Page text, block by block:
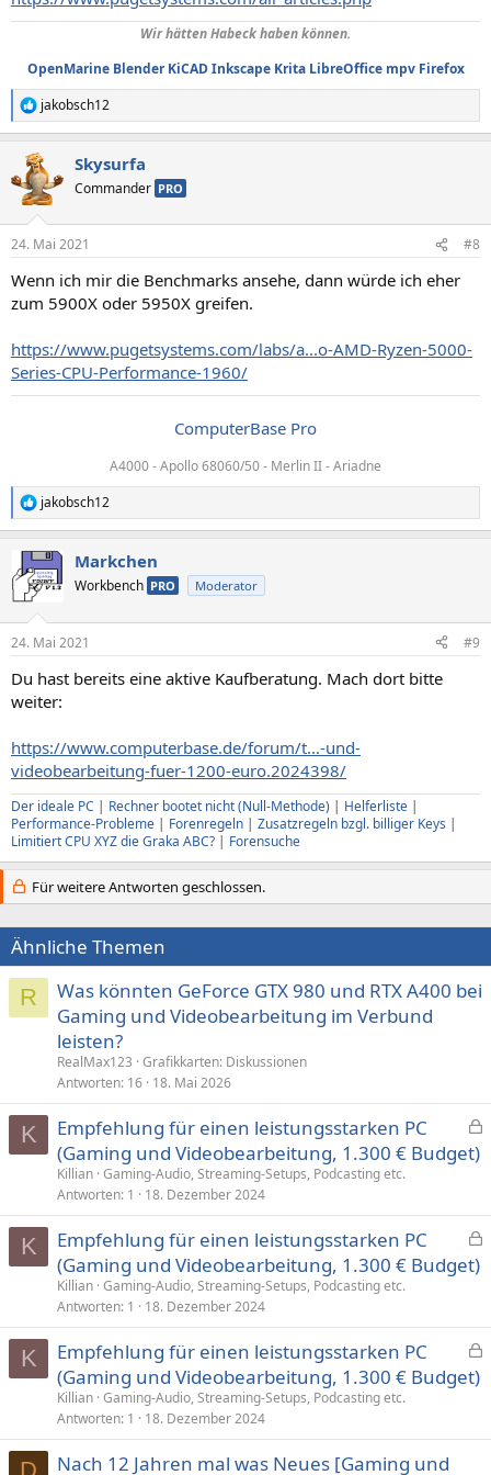
Wir hätten Habeck haben können.
OpenMarine Blender KiCAD Inkscape Krita LibreOffice mpv Firefox
R
e
t
i
e
:
jakobsch12
Skysurfa
Commander PRO
24. Mai 2021 #8
Wenn ich mir die Benchmarks ansehe, dann würde ich eher
zum 5900X oder 5950X greifen.
https://www.pugetsystems.com/labs/a...o-AMD-Ryzen-5000-
Series-CPU-Performance-1960/
ComputerBase Pro
A4000 - Apollo 68060/50 - Merlin II - Ariadne​
R
e
t
i
e
:
jakobsch12
Markchen
Workbench PRO Moderator
24. Mai 2021 #9
Du hast bereits eine aktive Kaufberatung. Mach dort bitte
weiter:
https://www.computerbase.de/forum/t...-und-
videobearbeitung-fuer-1200-euro.2024398/
Der ideale PC | Rechner bootet nicht (Null-Methode) | Helferliste |
Performance-Probleme | Forenregeln | Zusatzregeln bzgl. billiger Keys |
Limitiert CPU XYZ die Graka ABC? | Forensuche
Für weitere Antworten geschlossen.
Ähnliche Themen
R
Was könnten GeForce GTX 980 und RTX A400 bei
Gaming und Videobearbeitung im Verbund
leisten?
RealMax123 Grafikkarten: Diskussionen
Antworten 16 18. Mai 2026
K
e
r
Empfehlung für einen leistungsstarken PC
(Gaming und Videobearbeitung, 1.300 € Budget)
Killian Gaming-Audio, Streaming-Setups, Podcasting etc.
Antworten 1 18. Dezember 2024
K
e
r
Empfehlung für einen leistungsstarken PC
(Gaming und Videobearbeitung, 1.300 € Budget)
Killian Gaming-Audio, Streaming-Setups, Podcasting etc.
Antworten 1 18. Dezember 2024
K
e
Empfehlung für einen leistungsstarken PC
(Gaming und Videobearbeitung, 1.300 € Budget)
Killian Gaming-Audio, Streaming-Setups, Podcasting etc.
Antworten 1 18. Dezember 2024
D
Nach 12 Jahren mal was Neues [Gaming und